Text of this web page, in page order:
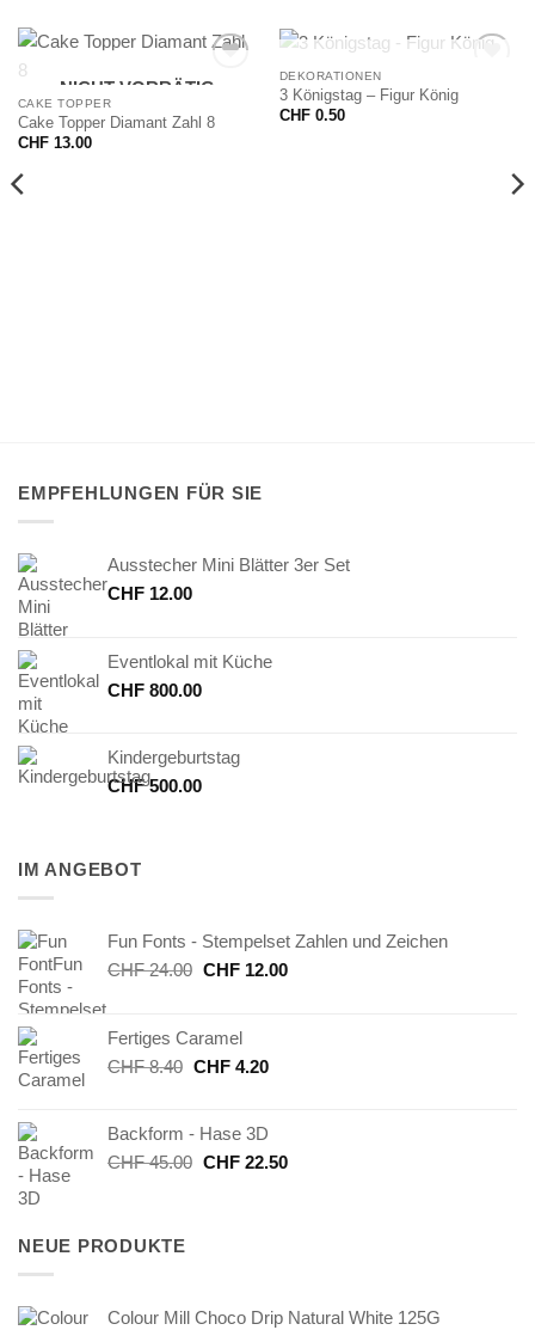
NICHT VORRÄTIG
CAKE TOPPER
Cake Topper Diamant Zahl 8
CHF13.00
NICHT VORRÄTIG
DEKORATIONEN
3 Königstag – Figur König
CHF0.50
EMPFEHLUNGEN FÜR SIE
Ausstecher Mini Blätter 3er Set
CHF 12.00
Eventlokal mit Küche
CHF 800.00
Kindergeburtstag
CHF500.00
IM ANGEBOT
Fun Fonts - Stempelset Zahlen und Zeichen
CHF24.00 Ursprünglicher
CHF 24.00
CHF12.00Aktueller
Fertiges Caramel
CHF8.40 Ursprünglicher
CHF 8.40
CHF4.20Aktueller
CHF 4.20.
Backform - Hase 3D
CHF45.00 Ursprünglicher
CHF22.50Aktueller
NEUE PRODUKTE
Colour Mill Choco Drip Natural White 125G